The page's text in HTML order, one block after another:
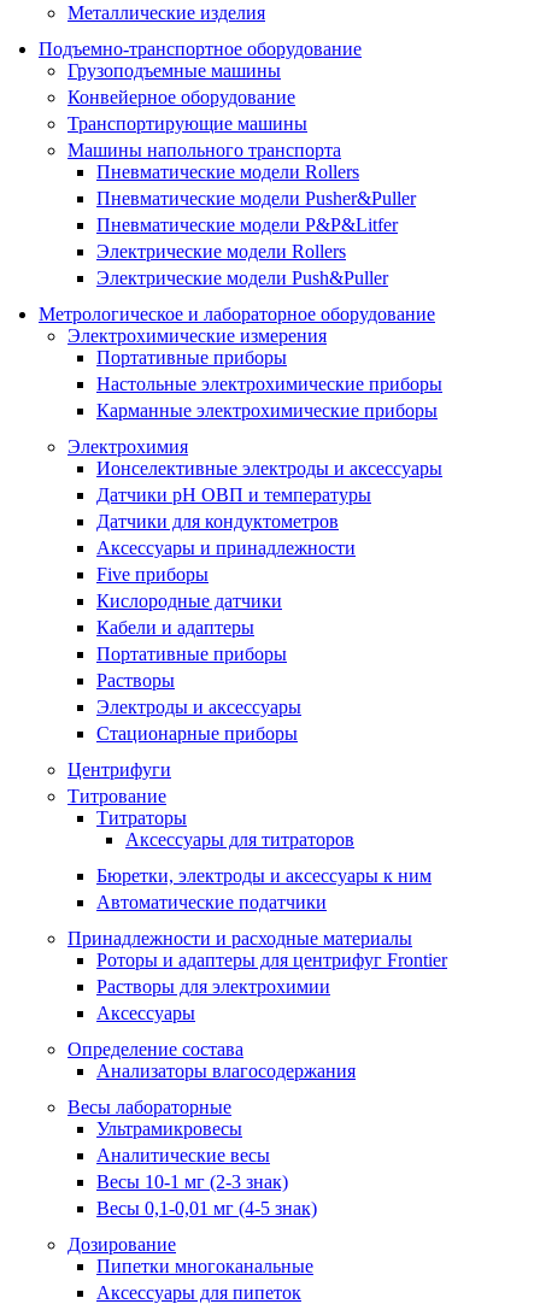
Металлические изделия
Подъемно-транспортное оборудование
Грузоподъемные машины
Конвейерное оборудование
Транспортирующие машины
Машины напольного транспорта
Пневматические модели Rollers
Пневматические модели Pusher&Puller
Пневматические модели P&P&Litfer
Электрические модели Rollers
Электрические модели Push&Puller
Метрологическое и лабораторное оборудование
Электрохимические измерения
Портативные приборы
Настольные электрохимические приборы
Карманные электрохимические приборы
Электрохимия
Ионселективные электроды и аксессуары
Датчики рН ОВП и температуры
Датчики для кондуктометров
Аксессуары и принадлежности
Five приборы
Кислородные датчики
Кабели и адаптеры
Портативные приборы
Растворы
Электроды и аксессуары
Стационарные приборы
Центрифуги
Титрование
Титраторы
Аксессуары для титраторов
Бюретки, электроды и аксессуары к ним
Автоматические податчики
Принадлежности и расходные материалы
Роторы и адаптеры для центрифуг Frontier
Растворы для электрохимии
Аксессуары
Определение состава
Анализаторы влагосодержания
Весы лабораторные
Ультрамикровесы
Аналитические весы
Весы 10-1 мг (2-3 знак)
Весы 0,1-0,01 мг (4-5 знак)
Дозирование
Пипетки многоканальные
Аксессуары для пипеток